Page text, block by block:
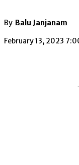
By Balu Janjanam
February 13, 2023